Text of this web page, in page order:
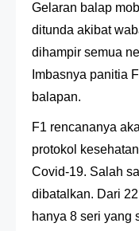
Gelaran balap
ditunda akibat
dihampir semua
Imbasnya panitia
balapan.
F1 rencananya
protokol
Covid-19. Salah
dibatalkan. Dari
hanya 8 seri yang